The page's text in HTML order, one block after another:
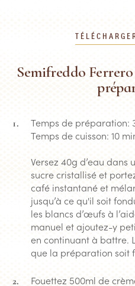
Semifreddo
Temps de préparation:
Temps de cuisson: 10
Versez 40g d’eau dans
sucre cristallisé et
café instantané et
jusqu’à ce qu'il soit
les blancs d’œufs à
manuel et ajoutez-y
en continuant à battre.
que la préparation soit
Fouettez 500ml de